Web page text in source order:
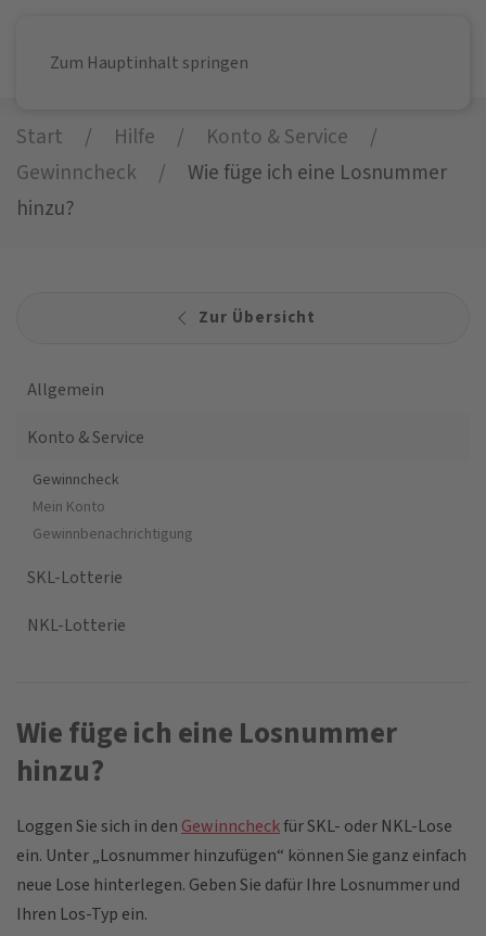
Zum Hauptinhalt springen
Start Hilfe
Konto & Service
Gewinncheck
Wie füge ich eine Losnummer
hinzu?
Zur Übersicht
Allgemein
Konto & Service
Gewinncheck
Mein Konto
Gewinnbenachrichtigung
SKL-Lotterie
NKL-Lotterie
Wie füge ich eine Losnummer
hinzu?
Loggen Sie sich in den Gewinncheckfür SKL- oder NKL-Lose
ein. Unter „Losnummer hinzufügen“ können Sie ganz einfach
neue Lose hinterlegen. Geben Sie dafür Ihre Losnummer und
Ihren Los-Typ ein.